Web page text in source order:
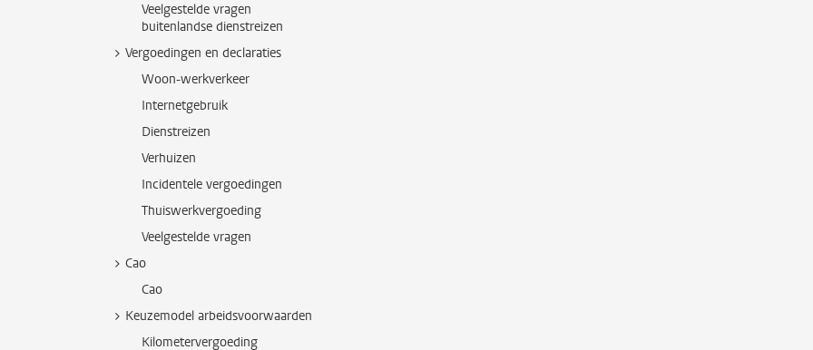
Veelgestelde vragen
buitenlandse dienstreizen
Vergoedingen en declaraties
Woon-werkverkeer
Internetgebruik
Dienstreizen
Verhuizen
Incidentele vergoedingen
Thuiswerkvergoeding
Veelgestelde vragen
Cao
Cao
Keuzemodel arbeidsvoorwaarden
Kilometervergoeding